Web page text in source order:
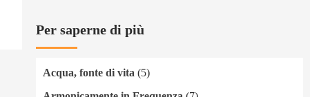
Per saperne di più
Acqua, fonte di vita(5)